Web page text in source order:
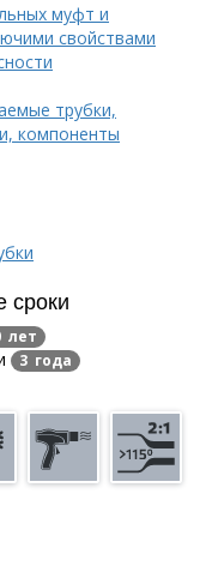
муфт и
свойствами
трубки,
компоненты
сроки
лет
3 года